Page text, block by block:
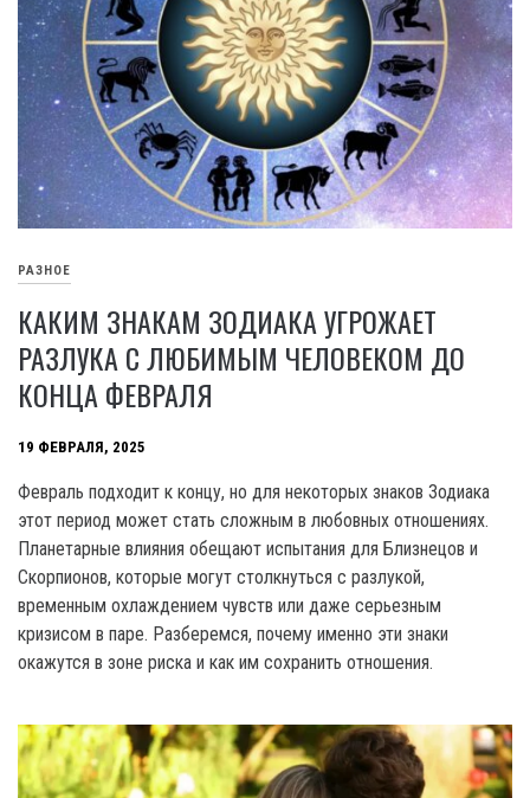
РАЗНОЕ
КАКИМ ЗНАКАМ ЗОДИАКА УГРОЖАЕТ
РАЗЛУКА С ЛЮБИМЫМ ЧЕЛОВЕКОМ ДО
КОНЦА ФЕВРАЛЯ
19 ФЕВРАЛЯ, 2025
Февраль подходит к концу, но для некоторых знаков Зодиака
этот период может стать сложным в любовных отношениях.
Планетарные влияния обещают испытания для Близнецов и
Скорпионов, которые могут столкнуться с разлукой,
временным охлаждением чувств или даже серьезным
кризисом в паре. Разберемся, почему именно эти знаки
окажутся в зоне риска и как им сохранить отношения.